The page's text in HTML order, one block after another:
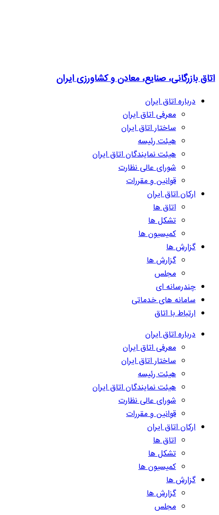
اتاق بازرگانی، صنایع، معادن و کشاورزی ایران
درباره اتاق ایران
معرفی اتاق ایران
ساختار اتاق ایران
هیئت رئیسه
هیئت نمایندگان اتاق ایران
شورای عالی نظارت
قوانین و مقررات
ارکان اتاق ایران
اتاق ها
تشکل ها
کمیسیون ها
گزارش ها
گزارش ها
مجلس
چندرسانه ای
سامانه های خدماتی
ارتباط با اتاق
درباره اتاق ایران
معرفی اتاق ایران
ساختار اتاق ایران
هیئت رئیسه
هیئت نمایندگان اتاق ایران
شورای عالی نظارت
قوانین و مقررات
ارکان اتاق ایران
اتاق ها
تشکل ها
کمیسیون ها
گزارش ها
گزارش ها
مجلس